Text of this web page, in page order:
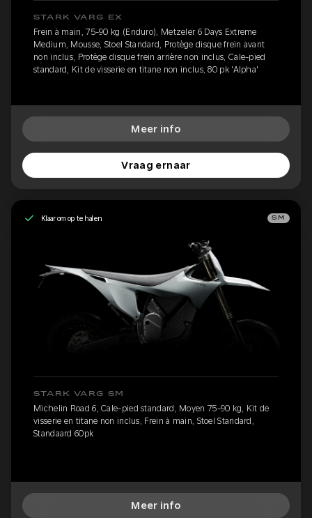
STARK VARG EX
Frein à main, 75-90 kg (Enduro), Metzeler 6 Days Extreme
Medium, Mousse, Stoel Standard, Protège disque frein avant
non inclus, Protège disque frein arrière non inclus, Cale-pied
standard, Kit de visserie en titane non inclus, 80 pk 'Alpha'
Meer info
Vraag ernaar
Klaar om op te halen SM
STARK VARG SM
Michelin Road 6, Cale-pied standard, Moyen 75-90 kg, Kit de
visserie en titane non inclus, Frein à main, Stoel Standard,
Standaard 60pk
Meer info